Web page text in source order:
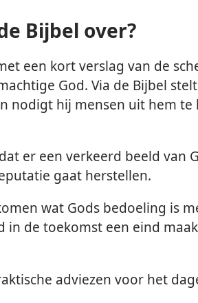
Bijbel over?
een kort verslag van de
God. Via de Bijbel
nodigt hij mensen uit hem te
er een verkeerd beeld van
gaat herstellen.
wat Gods bedoeling is
in de toekomst een eind
adviezen voor het